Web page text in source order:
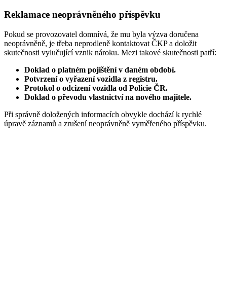
Reklamace neoprávněného příspěvku
Pokud se provozovatel domnívá, že mu byla výzva doručena
neoprávněně, je třeba neprodleně kontaktovat ČKP a doložit
skutečnosti vylučující vznik nároku. Mezi takové skutečnosti patří:
Doklad o platném pojištění v daném období.
Potvrzení o vyřazení vozidla z registru.
Protokol o odcizení vozidla od Policie ČR.
Doklad o převodu vlastnictví na nového majitele.
Při správně doložených informacích obvykle dochází k rychlé
úpravě záznamů a zrušení neoprávněně vyměřeného příspěvku.